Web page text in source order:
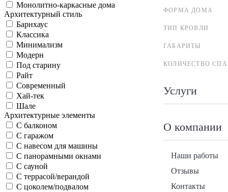
ФОРМА ДОМА
ТИП КРОВЛИ
ГАБАРИТЫ
КОЛИЧЕСТВО
Услуги
О компании
Наши работы
Отзывы
Контакты
Монолитно-каркасные дома
Архитектурный стиль
Барнхаус
Классика
Минимализм
Модерн
Под старину
Райт
Современный
Хай-тек
Шале
Архитектурные элементы
С балконом
С гаражом
С навесом для машины
С панорамными окнами
С сауной
С террасой/верандой
С цоколем/подвалом